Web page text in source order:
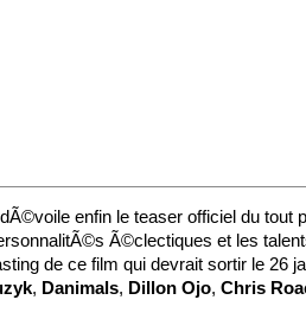
enfin le teaser officiel du tout
Ã©clectiques et les
de ce film qui devrait sortir le 26
, Danimals, Dillon Ojo, Chris